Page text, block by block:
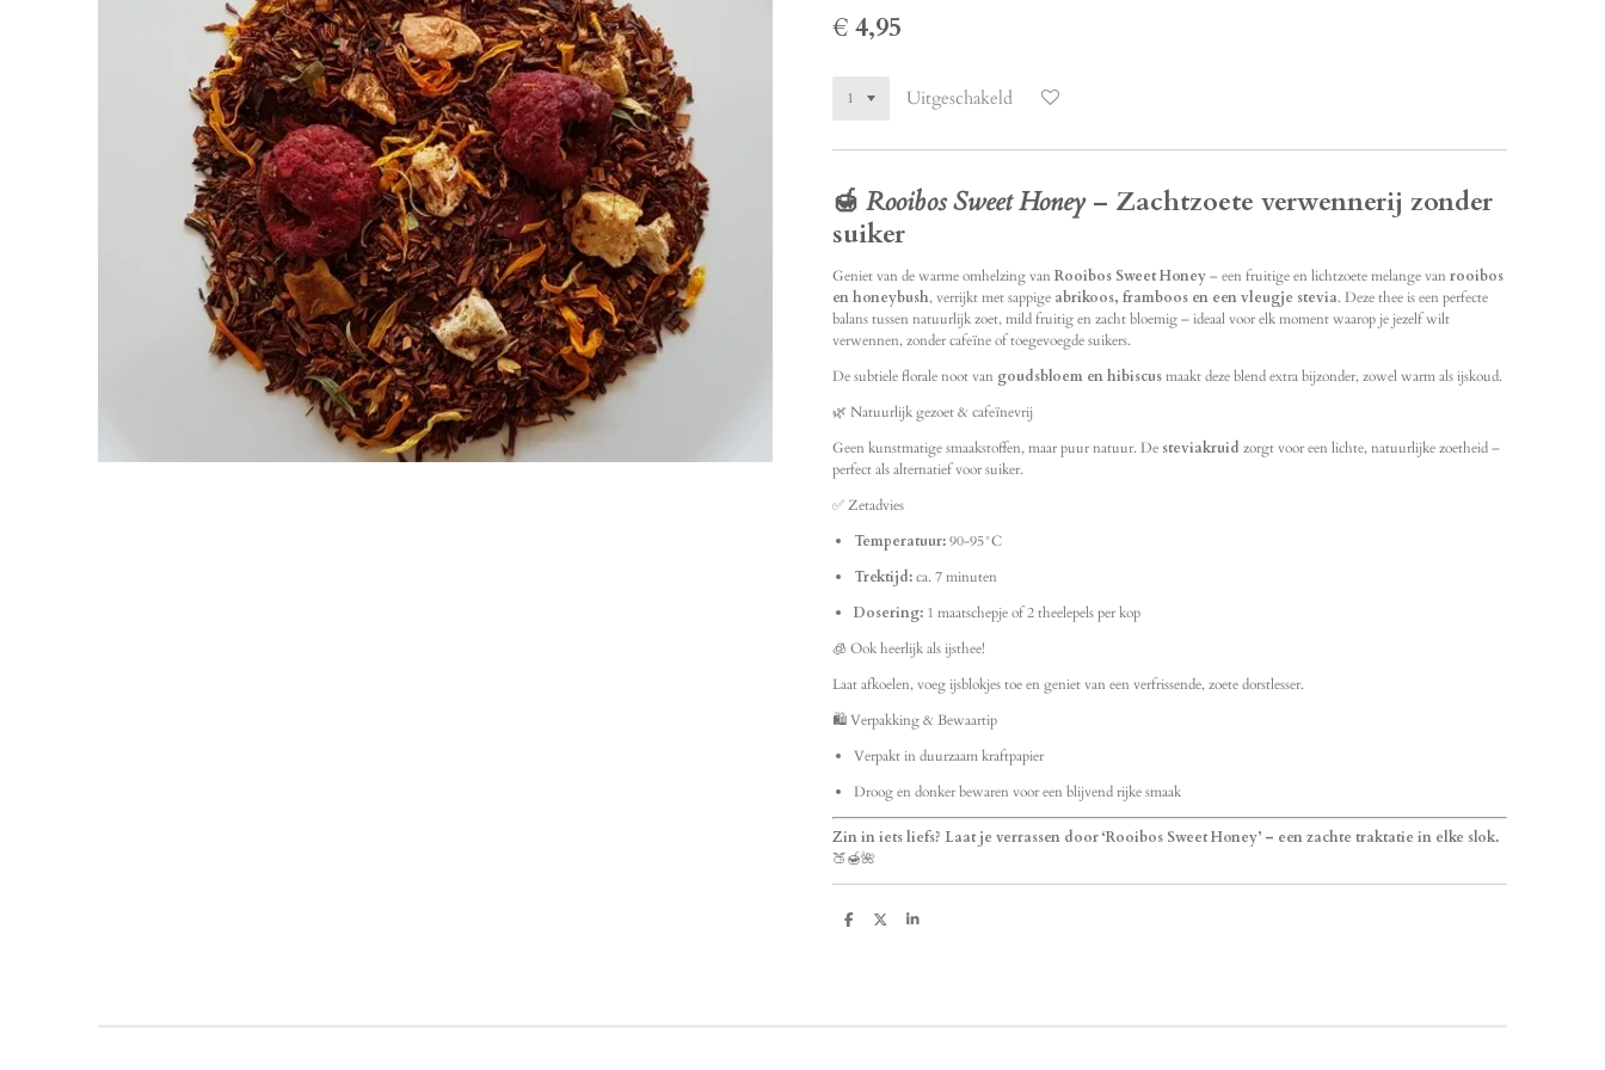
€ 4,95
Uitgeschakeld
🍯 Rooibos Sweet Honey– Zachtzoete verwennerij zonder
suiker
Geniet van de warme omhelzing van Rooibos Sweet Honey– een fruitige en lichtzoete melange van rooibos
en honeybush, verrijkt met sappige abrikoos, framboos en een vleugje stevia. Deze thee is een perfecte
balans tussen natuurlijk zoet, mild fruitig en zacht bloemig – ideaal voor elk moment waarop je jezelf wilt
verwennen, zonder cafeïne of toegevoegde suikers.
De subtiele florale noot van goudsbloem en hibiscusmaakt deze blend extra bijzonder, zowel warm als ijskoud.
🌿 Natuurlijk gezoet & cafeïnevrij
Geen kunstmatige smaakstoffen, maar puur natuur. De steviakruid zorgt voor een lichte, natuurlijke zoetheid –
perfect als alternatief voor suiker.
✅ Zetadvies
Temperatuur:90-95°C
Trektijd:ca. 7 minuten
Dosering: 1 maatschepje of 2 theelepels per kop
🧊 Ook heerlijk als ijsthee!
Laat afkoelen, voeg ijsblokjes toe en geniet van een verfrissende, zoete dorstlesser.
🛍️ Verpakking & Bewaartip
Verpakt in duurzaam kraftpapier
Droog en donker bewaren voor een blijvend rijke smaak
Zin in iets liefs? Laat je verrassen door ‘Rooibos Sweet Honey’ – een zachte traktatie in elke slok.
🍑🍯🌺
D
D
S